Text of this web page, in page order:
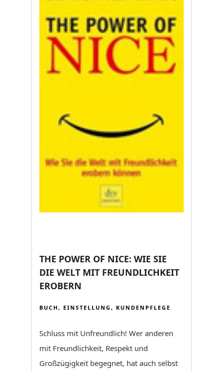
THE POWER OF NICE: WIE SIE
DIE WELT MIT FREUNDLICHKEIT
EROBERN
BUCH, EINSTELLUNG , KUNDENPFLEGE
Schluss mit Unfreundlich! Wer anderen
mit Freundlichkeit, Respekt und
Großzügigkeit begegnet, hat auch selbst